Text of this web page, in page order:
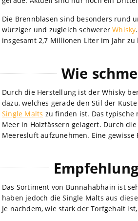
Die Brennblasen sind besonders rund
würziger und zugleich schwererWhisky
insgesamt 2,7 Millionen Liter im Jahr
Wie
Durch die Herstellung ist der Whisky
dazu, welches gerade den Stil der
Single Malts zu finden ist. Das typische
Meer in Holzfässern gelagert. Durch
Meeresluft aufzunehmen. Eine
Das Sortiment von Bunnahabhain ist
haben jedoch die Single Malts aus
Je nachdem, wie stark der Torfgehalt